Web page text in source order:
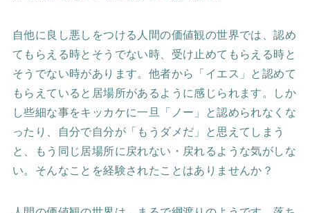
自他に良し悪しをつける人間の価値観の世界では、認め
てもらえる時とそうでない時、受け止めてもらえる時と
そうでない時があります。他者から「イエス」と認めて
もらえていると居場所があるように感じられます。しか
し些細な事をキッカケに一旦「ノー」と認められなくな
ったり、自分で自分が「もうダメだ」と思えてしまう
と、もう同じ居場所に戻れない・戻れるような気がしな
い。そんなことを経験されたことはありませんか？